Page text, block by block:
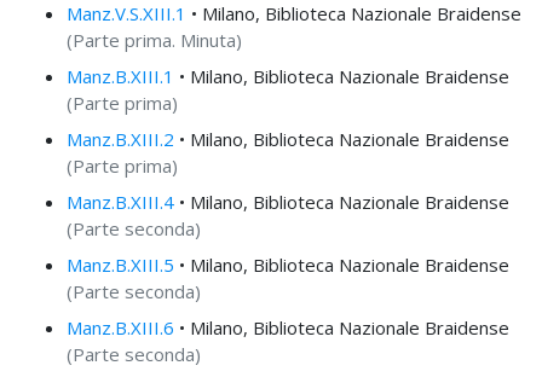
Manz.V.S.XIII.1 • Milano, Biblioteca Nazionale Braidense
(Parte prima. Minuta)
Manz.B.XIII.1 • Milano, Biblioteca Nazionale Braidense
(Parte prima)
Manz.B.XIII.2 • Milano, Biblioteca Nazionale Braidense
(Parte prima)
Manz.B.XIII.4 • Milano, Biblioteca Nazionale Braidense
(Parte seconda)
Manz.B.XIII.5 • Milano, Biblioteca Nazionale Braidense
(Parte seconda)
Manz.B.XIII.6 • Milano, Biblioteca Nazionale Braidense
(Parte seconda)